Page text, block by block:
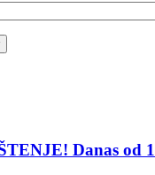
Danas od